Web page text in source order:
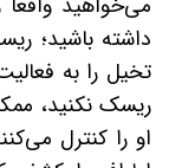
داشته باشید؛
تخیل را به
ریسک نکنید،
او را کنترل